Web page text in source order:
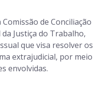
de Conciliação
Justiça do Trabalho,
que visa resolver os
extrajudicial, por meio
envolvidas.